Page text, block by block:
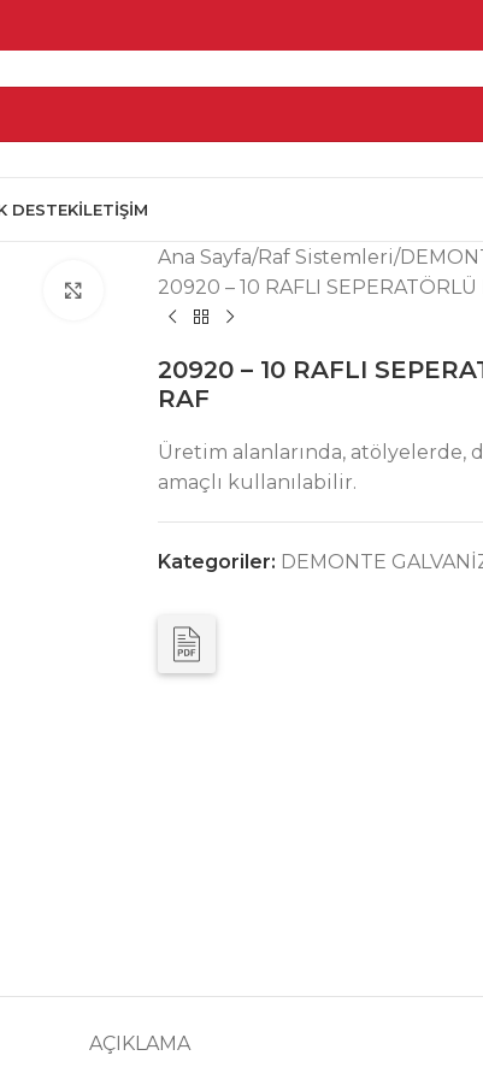
DESTEKİLETIŞIM
Click to enlarge
Ana Sayfa Raf Sistemleri
20920 – 10 RAFLI
20920 – 10 RAFLI
RAF
Üretim alanlarında, atölyelerde,
amaçlı kullanılabilir.
Kategoriler: DEMONTE
AÇIKLAMA